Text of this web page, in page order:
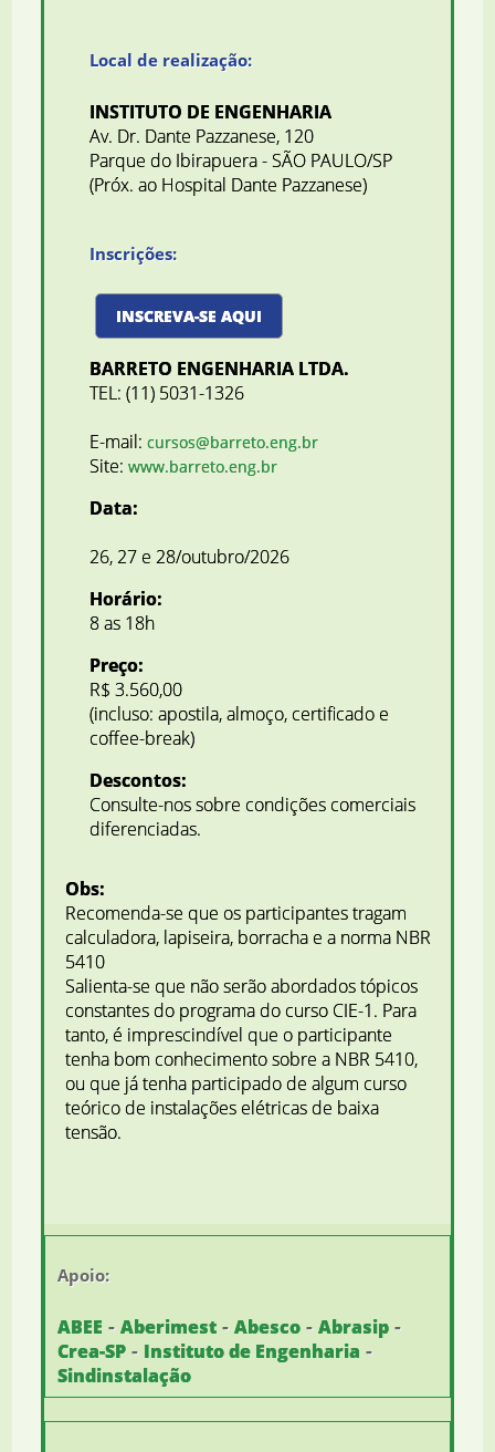
Local de realização:
INSTITUTO DE ENGENHARIA
Av. Dr. Dante Pazzanese, 120
Parque do Ibirapuera - SÃO PAULO/SP
(Próx. ao Hospital Dante Pazzanese)
Inscrições:
INSCREVA-SE AQUI
BARRETO ENGENHARIA LTDA.
TEL: (11) 5031-1326
E-mail: cursos@barreto.eng.br
Site: www.barreto.eng.br
Data:
26, 27 e 28/outubro/2026
Horário:
8 as 18h
Preço:
R$ 3.560,00
(incluso: apostila, almoço, certificado e
coffee-break)
Descontos:
Consulte-nos sobre condições comerciais
diferenciadas.
Obs:
Recomenda-se que os participantes tragam
calculadora, lapiseira, borracha e a norma NBR
5410
Salienta-se que não serão abordados tópicos
constantes do programa do curso CIE-1. Para
tanto, é imprescindível que o participante
tenha bom conhecimento sobre a NBR 5410,
ou que já tenha participado de algum curso
teórico de instalações elétricas de baixa
tensão.
Apoio:
ABEE -Aberimest -Abesco -Abrasip -
Crea-SP - Instituto de Engenharia -
Sindinstalação